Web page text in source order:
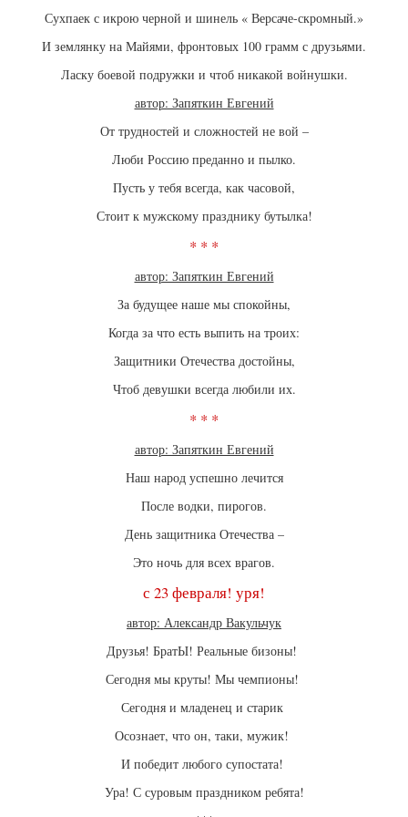
Сухпаек с икрою черной и шинель « Версаче-скромный.»
И землянку на Майями, фронтовых 100 грамм с друзьями.
Ласку боевой подружки и чтоб никакой войнушки.
автор: Запяткин Евгений
От трудностей и сложностей не вой –
Люби Россию преданно и пылко.
Пусть у тебя всегда, как часовой,
Стоит к мужскому празднику бутылка!
* * *
автор: Запяткин Евгений
За будущее наше мы спокойны,
Когда за что есть выпить на троих:
Защитники Отечества достойны,
Чтоб девушки всегда любили их.
* * *
автор: Запяткин Евгений
Наш народ успешно лечится
После водки, пирогов.
День защитника Отечества –
Это ночь для всех врагов.
с 23 февраля! уря!
автор: Александр Вакульчук
Друзья! БратЫ! Реальные бизоны!
Сегодня мы круты! Мы чемпионы!
Сегодня и младенец и старик
Осознает, что он, таки, мужик!
И победит любого супостата!
Ура! С суровым праздником ребята!